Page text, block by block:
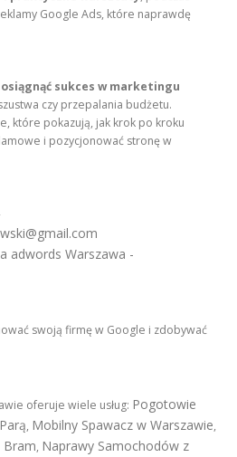
Google Ads, które naprawdę
osiągnąć sukces w marketingu
czy przepalania budżetu.
które pokazują, jak krok po kroku
i pozycjonować stronę w
adwords Warszawa -
swoją firmę w Google i zdobywać
oferuje wiele usług: Pogotowie
, Mobilny Spawacz w Warszawie,
Bram, Naprawy Samochodów z